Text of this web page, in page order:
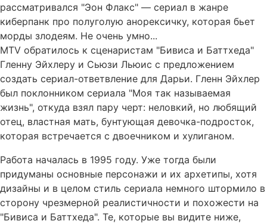
рассматривался "Эон Флакс" — сериал в жанре
киберпанк про полуголую анорексичку, которая бьет
морды злодеям. Не очень умно...
MTV обратилось к сценаристам "Бивиса и Баттхеда"
Гленну Эйхлеру и Сьюзи Льюис с предложением
создать сериал-ответвление для Дарьи. Гленн Эйхлер
был поклонником сериала "Моя так называемая
жизнь", откуда взял пару черт: неловкий, но любящий
отец, властная мать, бунтующая девочка-подросток,
которая встречается с двоечником и хулиганом.
Работа началась в 1995 году. Уже тогда были
придуманы основные персонажи и их архетипы, хотя
дизайны и в целом стиль сериала немного штормило в
сторону чрезмерной реалистичности и похожести на
"Бивиса и Баттхеда". Те, которые вы видите ниже,